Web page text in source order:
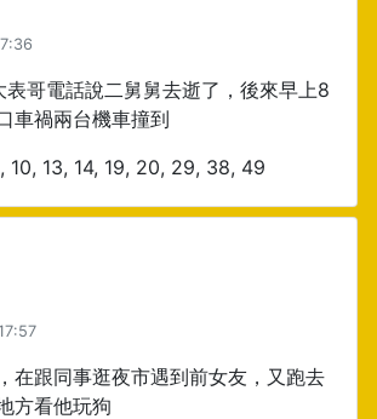
哥電話說二舅舅去逝了，後來早上8
車禍兩台機車撞到
10, 13, 14, 19, 20, 29, 38, 49
在跟同事逛夜市遇到前女友，又跑去
方看他玩狗